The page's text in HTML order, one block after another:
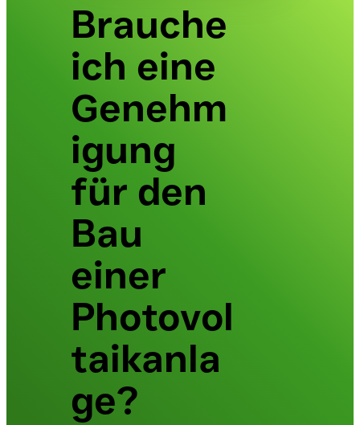
Brauche
ich eine
Genehm
igung
für den
Bau
einer
Photovol
taikanla
ge?